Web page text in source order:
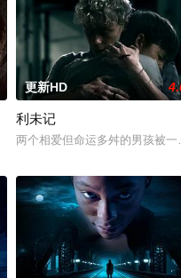
对新生儿产生了不为人知的猜疑
慕名报名了名为 “恶魔之口” 的
埋尸噬魂杀，鬼刃穿腹斩灵杀，
更新HD
利未记
两个相爱但命运多舛的男孩被